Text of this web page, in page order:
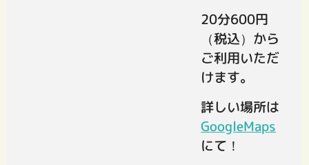
20分600円
（税込）から
ご利用いただ
けます。
詳しい場所は
GoogleMaps
にて！